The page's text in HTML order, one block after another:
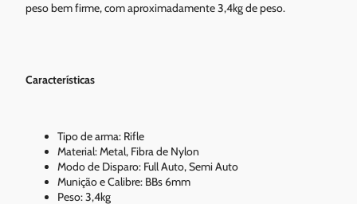
peso bem firme, com aproximadamente 3,4kg de peso.
Características
Tipo de arma: Rifle
Material: Metal, Fibra de Nylon
Modo de Disparo: Full Auto, Semi Auto
Munição e Calibre: BBs 6mm
Peso: 3,4kg